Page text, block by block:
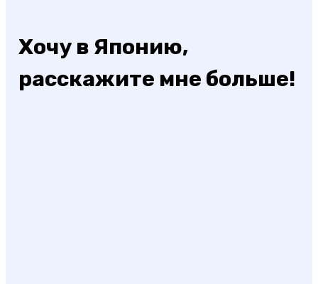
Хочу в Японию,
расскажите мне больше!